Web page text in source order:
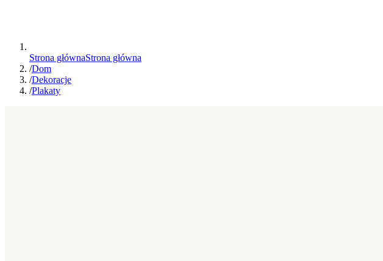
Strona głównaStrona główna
/Dom
/Dekoracje
/Plakaty